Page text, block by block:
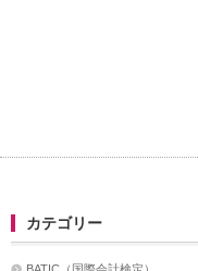
カテゴリー